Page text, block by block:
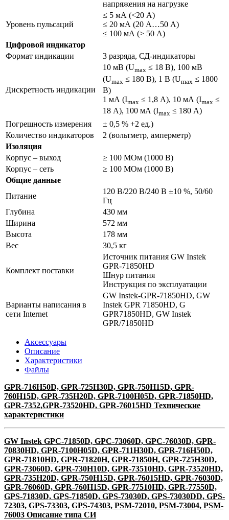
напряжения на нагрузке
Уровень пульсаций
≤ 5 мА (<20 А)
≤ 20 мА (20 А…50 А)
≤ 100 мА (> 50 А)
Цифровой индикатор
Формат индикации
3 разряда, СД-индикаторы
Дискретность индикации
10 мВ (Umax ≤ 18 В), 100 мВ
(Umax ≤ 180 В), 1 В (Umax ≤ 1800
В)
1 мА (Imax ≤ 1,8 А), 10 мА (Imax ≤
18 А), 100 мА (Imax ≤ 180 А)
Погрешность измерения
± 0,5 % +2 ед.)
Количество индикаторов
2 (вольтметр, амперметр)
Изоляция
Корпус – выход
≥ 100 МОм (1000 В)
Корпус – сеть
≥ 100 МОм (1000 В)
Общие данные
Питание
120 В/220 В/240 В ±10 %, 50/60
Гц
Глубина
430 мм
Ширина
572 мм
Высота
178 мм
Вес
30,5 кг
Комплект поставки
Источник питания GW Instek
GPR-71850HD
Шнур питания
Инструкция по эксплуатации
Варианты написания в
сети Internet
GW Instek-GPR-71850HD, GW
Instek GPR 71850HD, G
GPR71850HD, GW Instek
GPR/71850HD
Аксессуары
Описание
Характеристики
Файлы
GPR-716H50D, GPR-725H30D, GPR-750H15D, GPR-
760H15D, GPR-735H20D, GPR-7100H05D, GPR-71850HD,
GPR-7352,GPR-73520HD, GPR-76015HD Технические
характеристики
GW Instek GPC-71850D, GPC-73060D, GPC-76030D, GPR-
70830HD, GPR-7100H05D, GPR-711H30D, GPR-716H50D,
GPR-71810HD, GPR-71820H, GPR-71850H, GPR-725H30D,
GPR-73060D, GPR-730H10D, GPR-73510HD, GPR-73520HD,
GPR-735H20D, GPR-750H15D, GPR-76015HD, GPR-76030D,
GPR-76060D, GPR-760H15D, GPR-77510HD, GPR-77550D,
GPS-71830D, GPS-71850D, GPS-73030D, GPS-73030DD, GPS-
72303, GPS-73303, GPS-74303, PSM-72010, PSM-73004, PSM-
76003 Описание типа СИ